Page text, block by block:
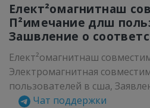
Елект²омагнитнаш
П²имечание длш
Зашвление о
Елект²омагнитнаш
Электромагнитная
пользователей в сша,
Чат поддержки